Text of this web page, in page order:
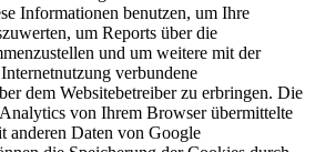
Informationen benutzen, um Ihre
um Reports über die
und um weitere mit der
verbundene
dem Websitebetreiber zu erbringen. Die
von Ihrem Browser übermittelte
anderen Daten von Google